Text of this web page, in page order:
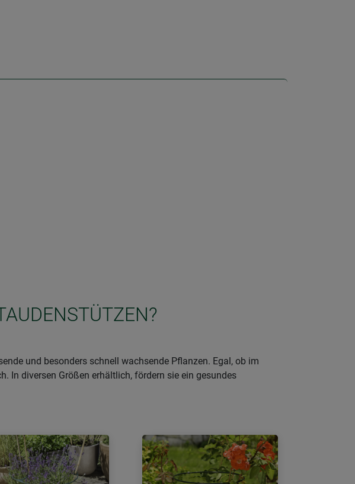
und besonders schnell wachsende Pflanzen. Egal, ob im
In diversen Größen erhältlich, fördern sie ein gesundes